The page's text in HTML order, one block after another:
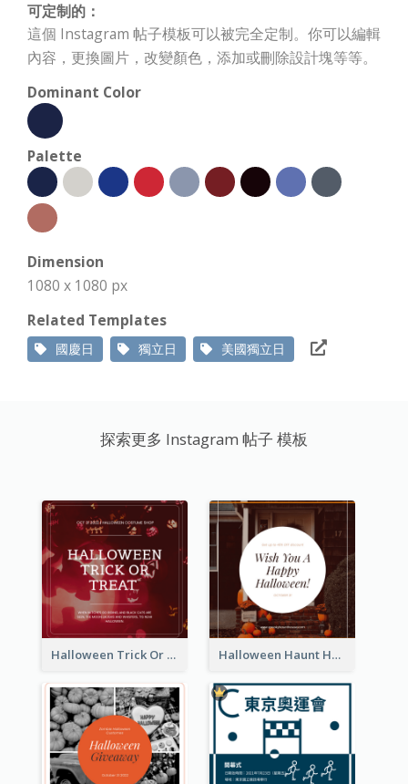
可定制的：
這個 Instagram 帖子模板可以被完全定制。你可以編輯
內容，更換圖片，改變顏色，添加或刪除設計塊等等。
Dominant Color
Palette
Dimension
1080 x 1080 px
Related Templates
國慶日 獨立日 美國獨立日
探索更多 Instagram 帖子 模板
Halloween Trick Or Treat Instagram Post Halloween Haunt House Instagram Post